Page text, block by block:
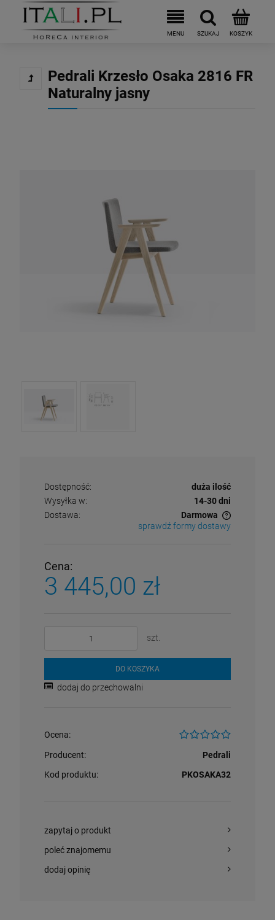
Pedrali Krzesło Osaka 2816 FR
Naturalny jasny
Dostępność:
duża ilość
Wysyłka w:
14-30 dni
Dostawa:
Darmowa
Cena nie zawiera ewentualnych kosztów płatności
sprawdź formy dostawy
Cena:
3 445,00 zł
szt.
DO KOSZYKA
dodaj do przechowalni
Ocena:
Producent:
Pedrali
Kod produktu:
PKOSAKA32
zapytaj o produkt
poleć znajomemu
dodaj opinię